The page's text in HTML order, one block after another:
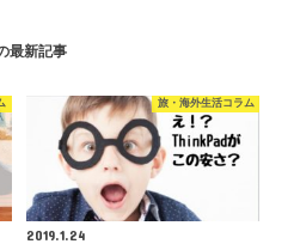
最新記事
旅・海外生活コラム
2019.1.24